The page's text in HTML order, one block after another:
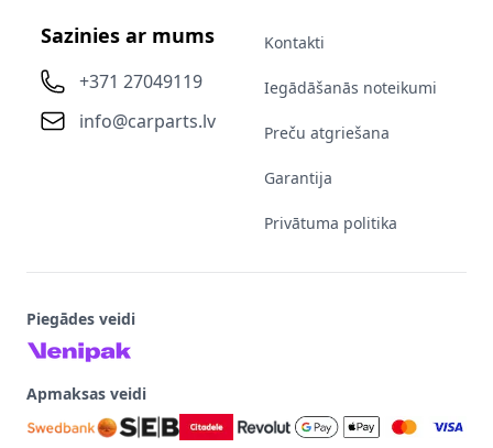
Sazinies ar mums
+371 27049119
info@carparts.lv
Kontakti
Iegādāšanās noteikumi
Preču atgriešana
Garantija
Privātuma politika
Piegādes veidi
Apmaksas veidi